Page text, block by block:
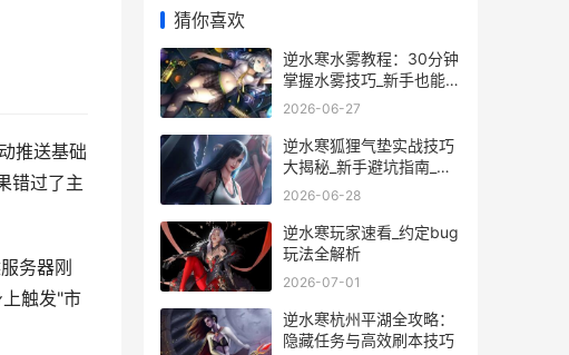
推送基础
错过了主
务器刚
触发"市
猜你喜欢
逆水寒水雾教程：30分钟
掌握水雾技巧_新手也能秒
变高手
2026-06-27
逆水寒狐狸气垫实战技巧
大揭秘_新手避坑指南_隐
藏玩法全解析
2026-06-28
逆水寒玩家速看_约定bug
玩法全解析
2026-07-01
逆水寒杭州平湖全攻略：
隐藏任务与高效刷本技巧